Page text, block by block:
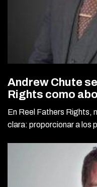
Andrew Chute
Rights como
En Reel Fathers Rights,
clara: proporcionar a los